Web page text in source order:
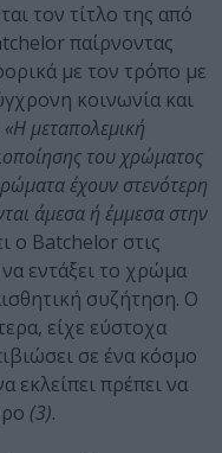
τον τίτλο της από
παίρνοντας
με τον τρόπο με
κοινωνία και
«Η μεταπολεμική
του χρώματος
έχουν στενότερη
άμεσα ή έμμεσα στην
ο Batchelor στις
εντάξει το χρώμα
συζήτηση. Ο
είχε εύστοχα
σε ένα κόσμο
εκλείπει πρέπει να
(3).